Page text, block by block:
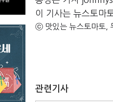
이 기사는 뉴스토마
ⓒ 맛있는 뉴스토마토,
관련기사